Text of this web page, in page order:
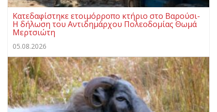
Κατεδαφίστηκε ετοιμόρροπο κτήριο στο Βαρούσι-
Η δήλωση του Αντιδημάρχου Πολεοδομίας Θωμά
Μερτσιώτη
05.08.2026